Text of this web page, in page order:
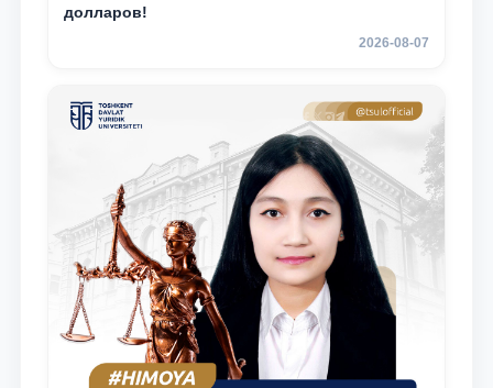
долларов!
2026-08-07